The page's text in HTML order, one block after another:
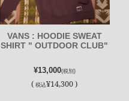
VANS : HOODIE SWEAT
SHIRT " OUTDOOR CLUB"
¥13,000(税別)
(税込¥14,300 )